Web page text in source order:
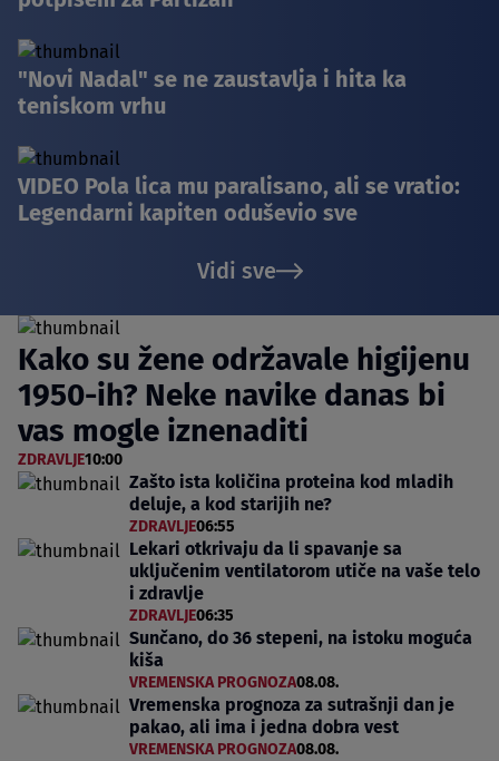
"Novi Nadal" se ne zaustavlja i hita ka
teniskom vrhu
VIDEO Pola lica mu paralisano, ali se vratio:
Legendarni kapiten oduševio sve
Vidi sve
Kako su žene održavale higijenu
1950-ih? Neke navike danas bi
vas mogle iznenaditi
ZDRAVLJE10:00
Zašto ista količina proteina kod mladih
deluje, a kod starijih ne?
ZDRAVLJE06:55
Lekari otkrivaju da li spavanje sa
uključenim ventilatorom utiče na vaše telo
i zdravlje
ZDRAVLJE06:35
Sunčano, do 36 stepeni, na istoku moguća
kiša
VREMENSKA PROGNOZA08.08.
Vremenska prognoza za sutrašnji dan je
pakao, ali ima i jedna dobra vest
VREMENSKA PROGNOZA08.08.